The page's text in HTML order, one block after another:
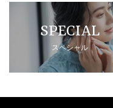
SPECIAL
スペシャル